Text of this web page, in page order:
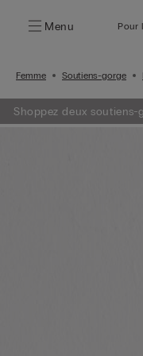
Menu Pour
Femme Soutiens-gorge
Shoppez deux